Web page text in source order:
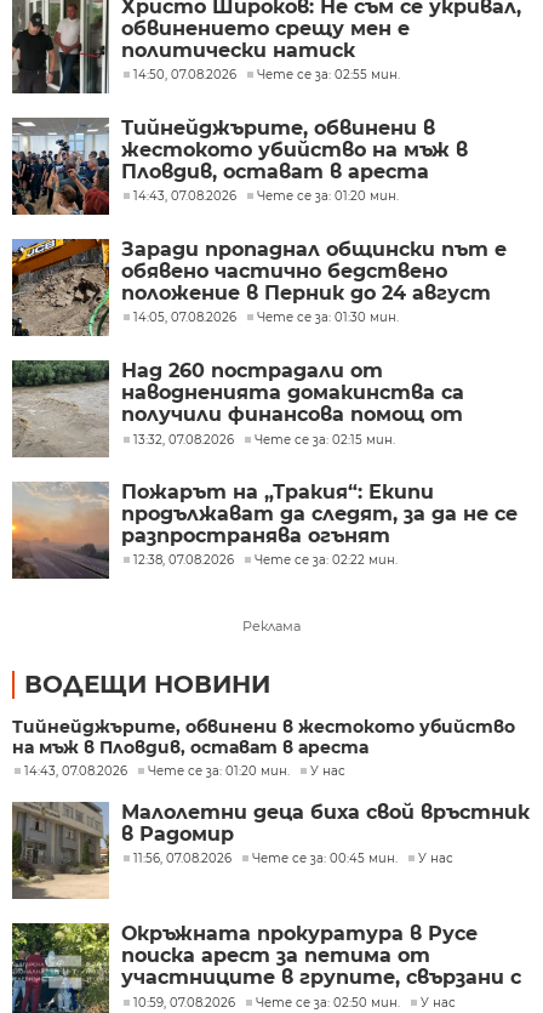
Христо Широков: Не съм се укривал,
обвинението срещу мен е
политически натиск
14:50, 07.08.2026 Чете се за: 02:55 мин.
Тийнейджърите, обвинени в
жестокото убийство на мъж в
Пловдив, остават в ареста
14:43, 07.08.2026 Чете се за: 01:20 мин.
Заради пропаднал общински път е
обявено частично бедствено
положение в Перник до 24 август
14:05, 07.08.2026 Чете се за: 01:30 мин.
Над 260 пострадали от
наводненията домакинства са
получили финансова помощ от
Социалното министерство
13:32, 07.08.2026 Чете се за: 02:15 мин.
Пожарът на „Тракия“: Екипи
продължават да следят, за да не се
разпространява огънят
12:38, 07.08.2026 Чете се за: 02:22 мин.
Реклама
ВОДЕЩИ НОВИНИ
Тийнейджърите, обвинени в жестокото убийство
на мъж в Пловдив, остават в ареста
14:43, 07.08.2026 Чете се за: 01:20 мин. У нас
Малолетни деца биха свой връстник
в Радомир
11:56, 07.08.2026 Чете се за: 00:45 мин. У нас
Окръжната прокуратура в Русе
поиска арест за петима от
участниците в групите, свързани с
разбитата лаборатория за
10:59, 07.08.2026 Чете се за: 02:50 мин. У нас